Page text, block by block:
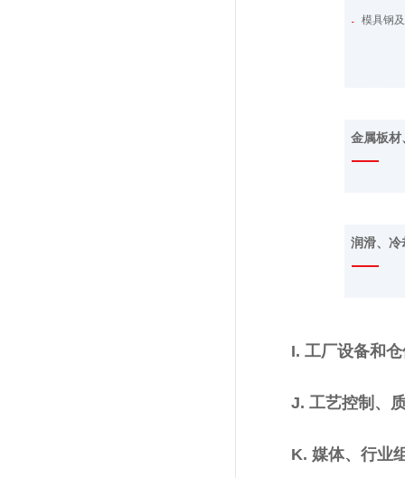
模具钢
金属板
润滑、
I. 工厂设备和
J. 工艺控制、
K. 媒体、行业